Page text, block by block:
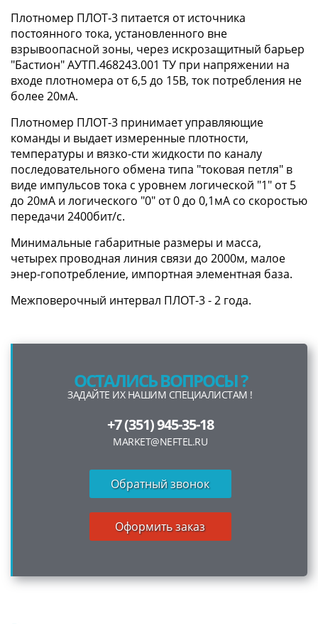
Плотномер ПЛОТ-3 питается от источника
постоянного тока, установленного вне
взрывоопасной зоны, через искрозащитный барьер
"Бастион" АУТП.468243.001 ТУ при напряжении на
входе плотномера от 6,5 до 15В, ток потребления не
более 20мА.
Плотномер ПЛОТ-3 принимает управляющие
команды и выдает измеренные плотности,
температуры и вязко-сти жидкости по каналу
последовательного обмена типа "токовая петля" в
виде импульсов тока с уровнем логической "1" от 5
до 20мА и логического "0" от 0 до 0,1мА со скоростью
передачи 2400бит/c.
Минимальные габаритные размеры и масса,
четырех проводная линия связи до 2000м, малое
энер-гопотребление, импортная элементная база.
Межповерочный интервал ПЛОТ-3 - 2 года.
ОСТАЛИСЬ ВОПРОСЫ ?
ЗАДАЙТЕ ИХ НАШИМ СПЕЦИАЛИСТАМ !
+7 (351) 945-35-18
MARKET@NEFTEL.RU
Обратный звонок
Оформить заказ